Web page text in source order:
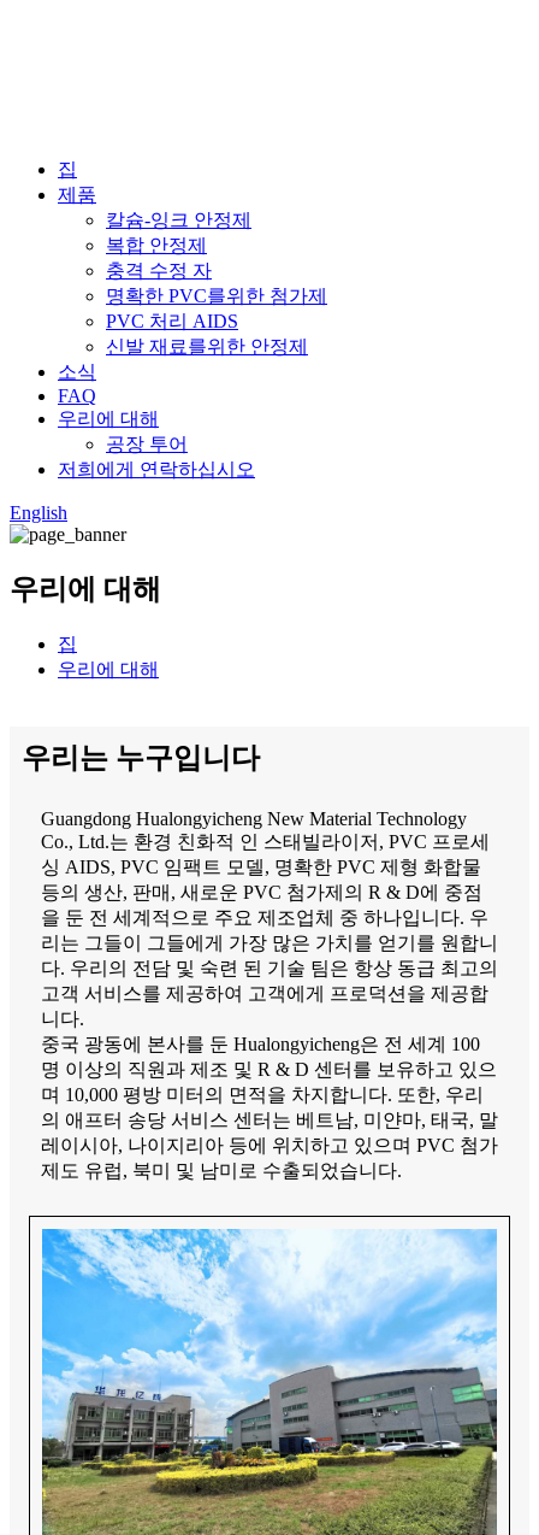
집
제품
칼슘-잉크 안정제
복합 안정제
충격 수정 자
명확한 PVC를위한 첨가제
PVC 처리 AIDS
신발 재료를위한 안정제
소식
FAQ
우리에 대해
공장 투어
저희에게 연락하십시오
English
우리에 대해
집
우리에 대해
우리는 누구입니다
Guangdong Hualongyicheng New Material Technology
Co., Ltd.는 환경 친화적 인 스태빌라이저, PVC 프로세
싱 AIDS, PVC 임팩트 모델, 명확한 PVC 제형 화합물
등의 생산, 판매, 새로운 PVC 첨가제의 R & D에 중점
을 둔 전 세계적으로 주요 제조업체 중 하나입니다. 우
리는 그들이 그들에게 가장 많은 가치를 얻기를 원합니
다. 우리의 전담 및 숙련 된 기술 팀은 항상 동급 최고의
고객 서비스를 제공하여 고객에게 프로덕션을 제공합
니다.
중국 광동에 본사를 둔 Hualongyicheng은 전 세계 100
명 이상의 직원과 제조 및 R & D 센터를 보유하고 있으
며 10,000 평방 미터의 면적을 차지합니다. 또한, 우리
의 애프터 송당 서비스 센터는 베트남, 미얀마, 태국, 말
레이시아, 나이지리아 등에 위치하고 있으며 PVC 첨가
제도 유럽, 북미 및 남미로 수출되었습니다.